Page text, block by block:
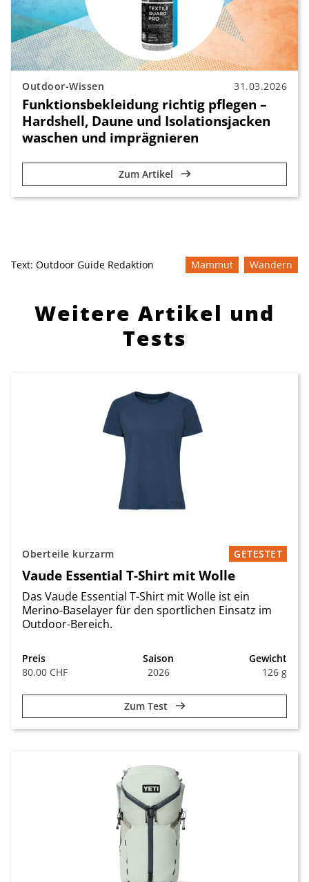
Outdoor-Wissen 31.03.2026
Funktionsbekleidung richtig pflegen –
Hardshell, Daune und Isolationsjacken
waschen und imprägnieren
Zum Artikel
Text: Outdoor Guide Redaktion Mammut Wandern
Weitere Artikel und
Tests
Oberteile kurzarm GETESTET
Vaude Essential T-Shirt mit Wolle
Das Vaude Essential T-Shirt mit Wolle ist ein
Merino-Baselayer für den sportlichen Einsatz im
Outdoor-Bereich.
Preis
80.00 CHF
Saison
2026
Gewicht
126 g
Zum Test